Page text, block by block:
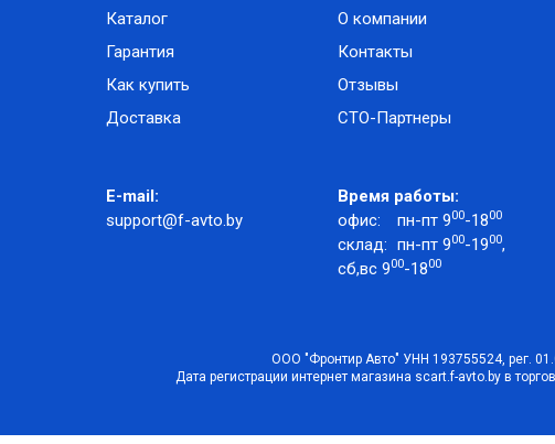
Каталог
Гарантия
Как купить
Доставка
О компании
Контакты
Отзывы
СТО-Партнеры
E-mail:
support@f-avto.by
Время работы:
офис:
пн-пт 900-1800
склад: пн-пт 900-1900,
сб,вс 900-1800
ООО "Фронтир Авто" УНН 193755524, рег.
Дата регистрации интернет магазина scart.f-avto.by в